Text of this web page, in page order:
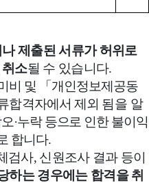
제출된 서류가 허위로
소될 수 있습니다.
비 및 「개인정보제공동
합격자에서 제외 됨을 알
·누락 등으로 인한 불이익
합니다.
검사, 신원조사 결과 등이
하는 경우에는 합격을 취